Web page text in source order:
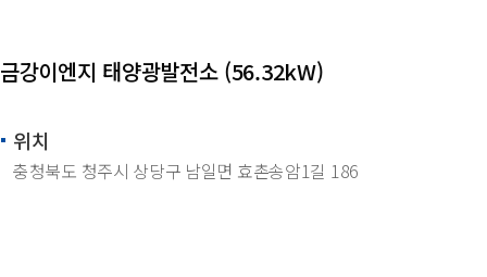
금강이엔지 태양광발전소 (56.32kW)
위치
충청북도 청주시 상당구 남일면 효촌송암1길 186